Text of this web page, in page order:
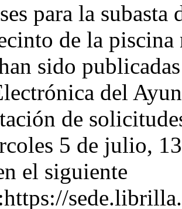
para la
de la
sido
del
de
5 de julio,
el siguiente